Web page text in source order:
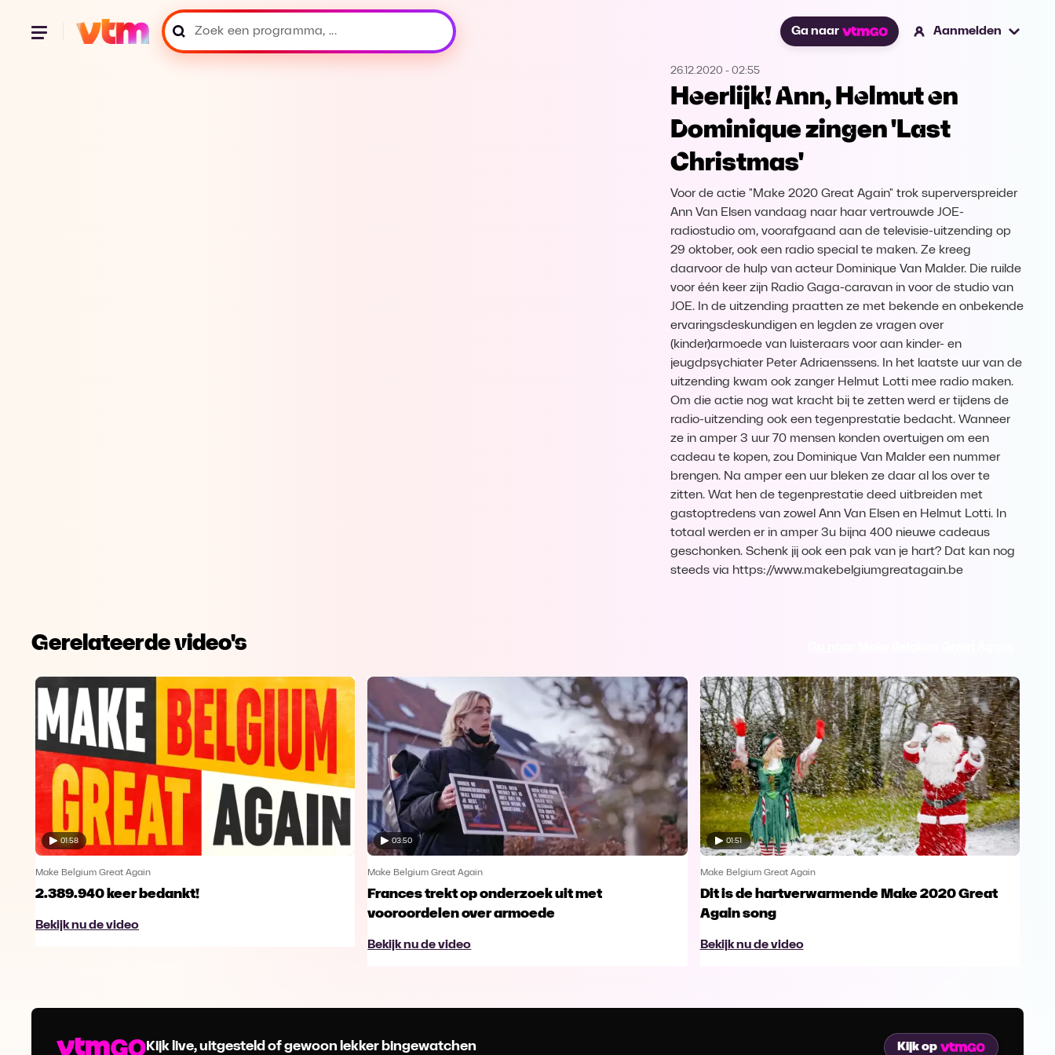
Oeps, browser niet ondersteund
Ga naar Aanmelden
26.12.2020 - 02:55
Heerlijk! Ann, Helmut en
Dominique zingen 'Last
Christmas'
Voor de actie "Make 2020 Great Again" trok superverspreider
Ann Van Elsen vandaag naar haar vertrouwde JOE-
radiostudio om, voorafgaand aan de televisie-uitzending op
29 oktober, ook een radio special te maken. Ze kreeg
daarvoor de hulp van acteur Dominique Van Malder. Die ruilde
voor één keer zijn Radio Gaga-caravan in voor de studio van
JOE. In de uitzending praatten ze met bekende en onbekende
ervaringsdeskundigen en legden ze vragen over
(kinder)armoede van luisteraars voor aan kinder- en
jeugdpsychiater Peter Adriaenssens. In het laatste uur van de
uitzending kwam ook zanger Helmut Lotti mee radio maken.
Om die actie nog wat kracht bij te zetten werd er tijdens de
radio-uitzending ook een tegenprestatie bedacht. Wanneer
ze in amper 3 uur 70 mensen konden overtuigen om een
cadeau te kopen, zou Dominique Van Malder een nummer
brengen. Na amper een uur bleken ze daar al los over te
zitten. Wat hen de tegenprestatie deed uitbreiden met
gastoptredens van zowel Ann Van Elsen en Helmut Lotti. In
totaal werden er in amper 3u bijna 400 nieuwe cadeaus
geschonken. Schenk jij ook een pak van je hart? Dat kan nog
steeds via https://www.makebelgiumgreatagain.be
Gerelateerde video's
01:58
Make Belgium Great Again
2.389.940 keer bedankt!
Bekijk nu de video
03:50
Make Belgium Great Again
Frances trekt op onderzoek uit met
vooroordelen over armoede
Bekijk nu de video
01:51
Make Belgium Great Again
Dit is de hartverwarmende Make 2020 Great
Again song
Bekijk nu de video
Kijk live, uitgesteld of gewoon lekker bingewatchen Kijk op